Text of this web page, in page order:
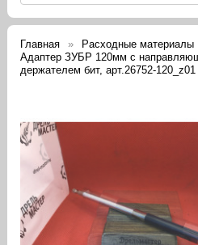
Главная Расходные материалы
Адаптер ЗУБР 120мм с
держателем бит, арт.26752-120_z01